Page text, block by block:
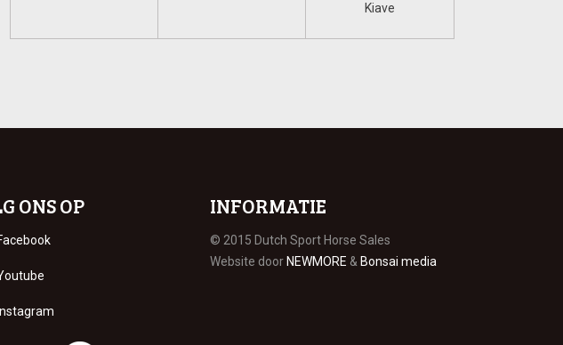
Kiave
ONS OP
Instagram
INFORMATIE
© 2015 Dutch Sport Horse Sales
Website door NEWMORE & Bonsai media